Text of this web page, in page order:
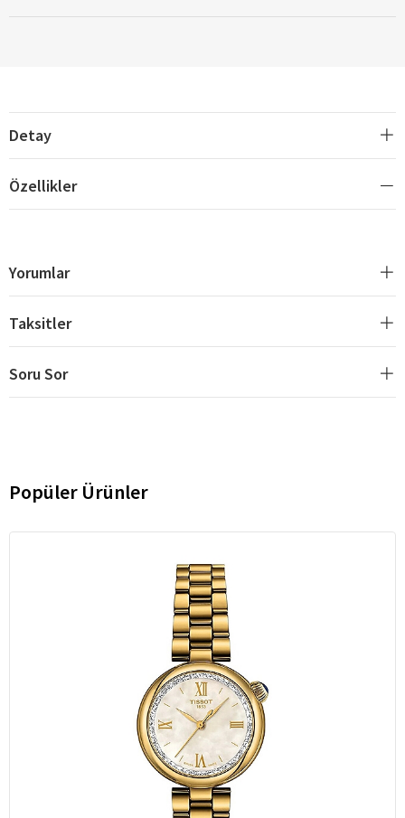
Detay
Özellikler
Yorumlar
Taksitler
Soru Sor
Popüler Ürünler